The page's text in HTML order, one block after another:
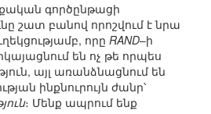
գործընթացի
շատ բանով որոշվում է նրա
որը RAND–ի
են ոչ թե որպես
այլ առանձնացնում են
ինքնուրույն ժանր՝
։ Մենք ապրում ենք